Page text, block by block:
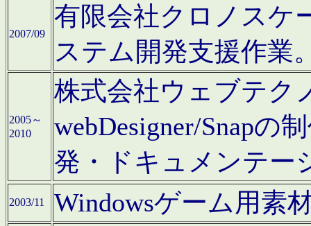
2007/09
有限会社クロノスケ
ステム開発支援作業
2005～
2010
株式会社ウェブテク
webDesigner/Snapの
発・ドキュメンテー
2003/11 Windowsゲーム用素